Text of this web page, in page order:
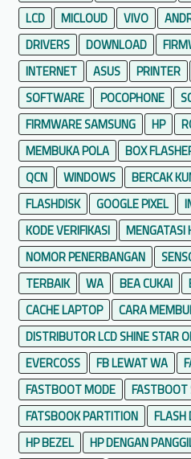
LCD
MICLOUD VIVO
DRIVERS
DOWNLOAD
INTERNET
ASUS PRINTER
SOFTWARE
POCOPHONE
FIRMWARE SAMSUNG
HP
MEMBUKA POLA
BOX
QCN
WINDOWS BERCAK
FLASHDISK
GOOGLE PIXEL
KODE VERIFIKASI
MENGATASI
NOMOR PENERBANGAN
TERBAIK
WA BEA CUKAI
CACHE LAPTOP
CARA
DISTRIBUTOR LCD SHINE STAR
EVERCOSS
FB LEWAT WA
FASTBOOT MODE
FATSBOOK PARTITION
FLASH
HP BEZEL
HP DENGAN